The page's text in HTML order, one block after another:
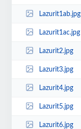
Lazurit1ab.jpg
Lazurit1ac.jpg
Lazurit2.jpg
Lazurit3.jpg
Lazurit4.jpg
Lazurit5.jpg
Lazurit6.jpg